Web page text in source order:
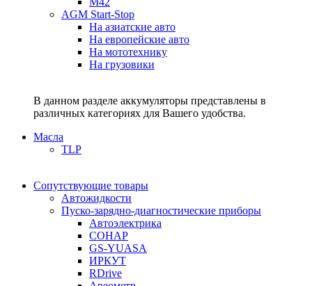
AGM Start-Stop
На азиатские авто
На европейские авто
На мототехнику
На грузовики
В данном разделе аккумуляторы представлены в
различных категориях для Вашего удобства.
Масла
TLP
Сопутствующие товары
Автожидкости
Пуско-зарядно-диагностические приборы
Автоэлектрика
СОНАР
GS-YUASA
ИРКУТ
RDrive